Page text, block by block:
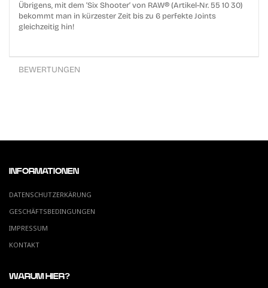
Übrigens, mit dem ‘Six Shooter‘ von RAW® (Artikel-Nr. 55 10 30)
bekommt man in kürzester Zeit bis zu 6 perfekte Joints
gleichzeitig hin!
BEWERTUNGEN
INFORMATIONEN
DATENSCHUTZERKÄRUNG
GESCHÄFTSBEDINGUNGEN
IMPRESSUM
KONTAKT
WARUM HIER?